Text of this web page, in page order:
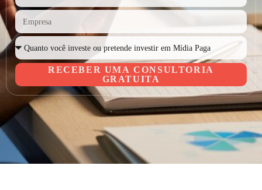
RECEBER UMA CONSULTORIA
GRATUITA